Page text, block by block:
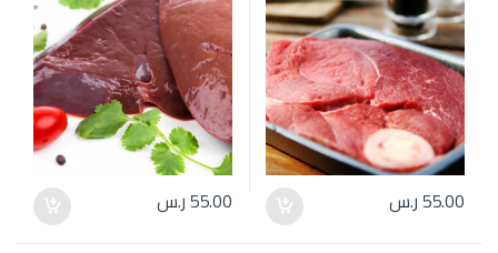
55.00ر.س 55.00ر.س